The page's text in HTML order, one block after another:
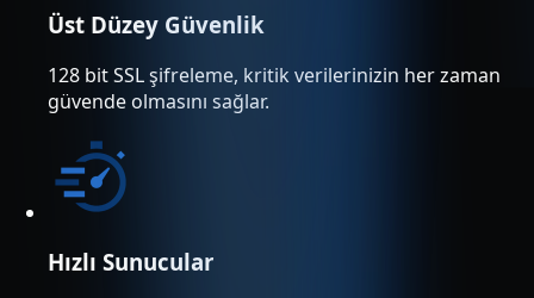
Üst Düzey Güvenlik
128 bit SSL şifreleme, kritik verilerinizin her zaman
güvende olmasını sağlar.
Hızlı Sunucular